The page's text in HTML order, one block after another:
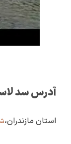
آدرس سد
استان مازندران،